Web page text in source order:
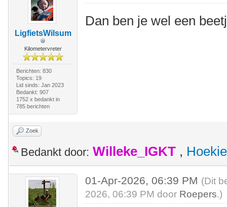
LigfietsWilsum
Kilometervreter
Berichten: 830
Topics: 19
Lid sinds: Jan 2023
Bedankt: 907
1752 x bedankt in
785 berichten
Dan ben je wel een
Zoek
Bedankt door: Willeke_IGKT , Hoekie
01-Apr-2026, 06:39 PM (Dit
2026, 06:39 PM door Roepers.)